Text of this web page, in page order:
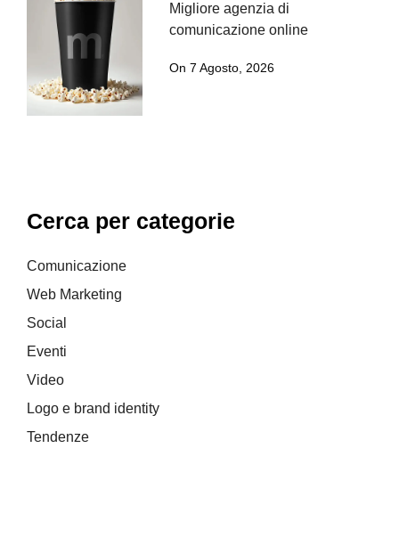
Migliore agenzia di
comunicazione online
On 7 Agosto, 2026
Cerca per categorie
Comunicazione
Web Marketing
Social
Eventi
Video
Logo e brand identity
Tendenze